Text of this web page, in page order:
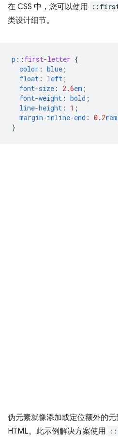
在 CSS 中，您可以使用
类设计细节。
p :: first-letter {
color : blue ;
float : left ;
font-size : 2.6em ;
font-weight : bold ;
line-height : 1 ;
margin-inline-end : 0.2rem
}
伪元素就像添加或定位额外的
HTML。此示例解决方案使用